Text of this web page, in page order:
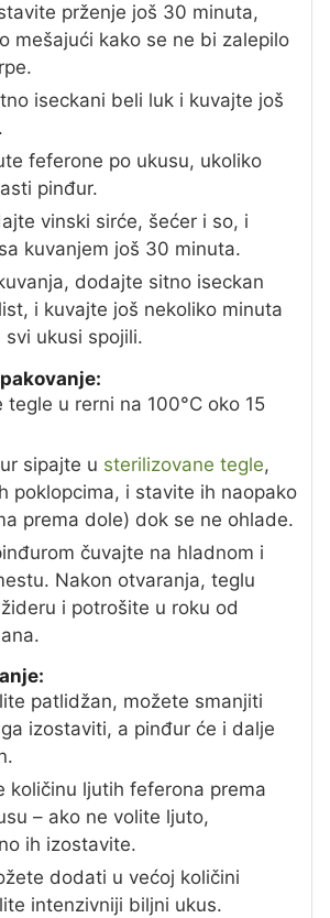
prženje još 30 minuta,
mešajući kako se ne bi zalepilo
iseckani beli luk i kuvajte još
feferone po ukusu, ukoliko
pinđur.
vinski sirće, šećer i so, i
kuvanjem još 30 minuta.
dodajte sitno iseckan
i kuvajte još nekoliko minuta
svi ukusi spojili.
tegle u rerni na 100°C oko 15
sipajte u sterilizovane tegle,
poklopcima, i stavite ih naopako
prema dole) dok se ne ohlade.
čuvajte na hladnom i
Nakon otvaranja, teglu
i potrošite u roku od
patlidžan, možete smanjiti
izostaviti, a pinđur će i dalje
količinu ljutih feferona prema
– ako ne volite ljuto,
ih izostavite.
dodati u većoj količini
intenzivniji biljni ukus.